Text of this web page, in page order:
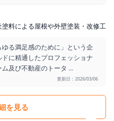
塗料による屋根や外壁塗装・改修工事
る満足感のために」という企
に精通したプロフェッショナ
及び不動産のトータ ...
更新日：2026/03/06
を見る